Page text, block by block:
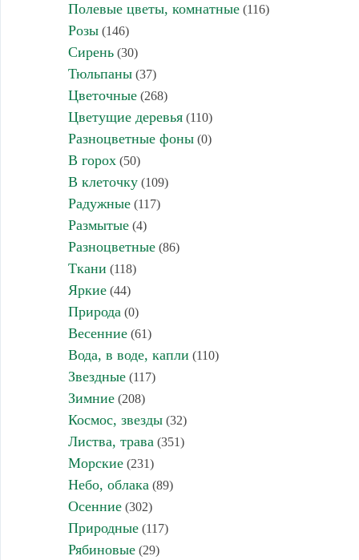
Полевые цветы, комнатные(116)
Розы(146)
Сирень(30)
Тюльпаны(37)
Цветочные(268)
Цветущие деревья(110)
Разноцветные фоны(0)
В горох(50)
В клеточку(109)
Радужные(117)
Размытые(4)
Разноцветные(86)
Ткани (118)
Яркие(44)
Природа (0)
Весенние(61)
Вода, в воде, капли (110)
Звездные(117)
Зимние(208)
Космос, звезды(32)
Листва, трава (351)
Морские(231)
Небо, облака (89)
Осенние(302)
Природные(117)
Рябиновые(29)